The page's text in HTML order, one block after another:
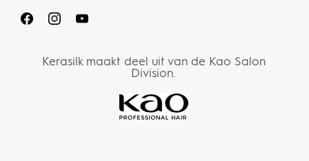
Kerasilk maakt deel uit van de Kao Salon
Division.